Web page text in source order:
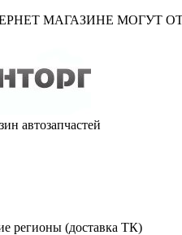
МАГАЗИНЕ МОГУТ
автозапчастей
регионы (доставка ТК)